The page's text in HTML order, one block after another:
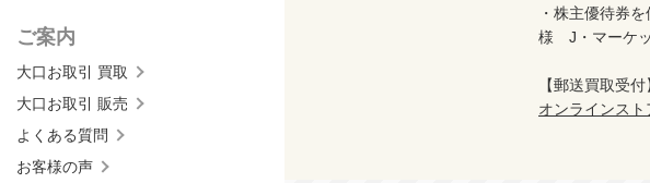
ご案内
大口お取引 買取
大口お取引 販売
よくある質問
お客様の声
・株主優待券
様　J・マーケ
オンラインスト